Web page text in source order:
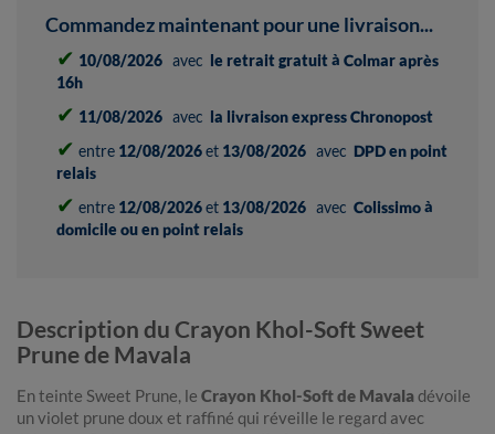
Commandez maintenant pour une livraison...
✔ 10/08/2026 avec le retrait gratuit à Colmar après
16h
✔ 11/08/2026 avec la livraison express Chronopost
✔ entre 12/08/2026et 13/08/2026 avec DPD en point
relais
✔ entre 12/08/2026et 13/08/2026 avec Colissimo à
domicile ou en point relais
Description du Crayon Khol-Soft Sweet
Prune de Mavala
En teinte Sweet Prune, le Crayon Khol-Soft de Mavala dévoile
un violet prune doux et raffiné qui réveille le regard avec